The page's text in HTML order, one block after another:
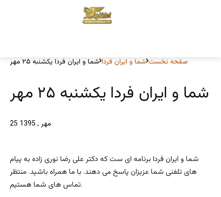
صفحه نخست شما و ایران فردا شما و ایران فردا یکشنبه ۲۵ مهر
شما و ایران فردا یکشنبه ۲۵ مهر
25 مهر , 1395
شما و ایران فردا برنامه ای ست که دکتر علی رضا نوری زاده به پیام
های تلفنی شما عزیزان پاسخ می دهند. با ما همراه باشید. منتظر
تماس های شما هستیم.